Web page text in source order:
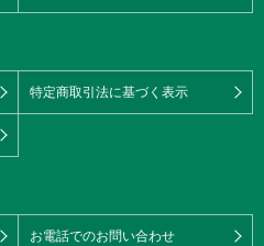
特定商取引法に基づく表示
お電話でのお問い合わせ